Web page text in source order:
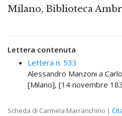
Milano, Biblioteca
Lettera contenuta
Lettera n. 533
Alessandro Manzoni a
[Milano], [14 novembre
Scheda di Carmela Marranchino |